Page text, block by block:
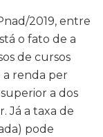
2019, entre
o fato de a
de cursos
a renda per
a dos
Já a taxa de
pode